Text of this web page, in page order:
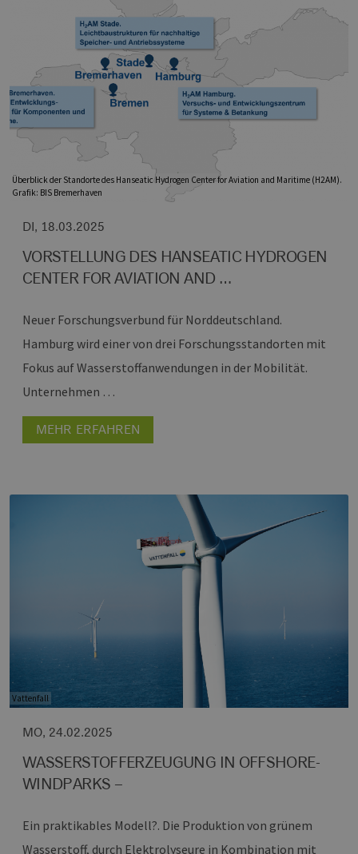
Überblick der Standorte des Hanseatic Hydrogen Center for Aviation and Maritime (H2AM).
Grafik: BIS Bremerhaven
DI, 18.03.2025
VORSTELLUNG DES HANSEATIC HYDROGEN
CENTER FOR AVIATION AND …
Neuer Forschungsverbund für Norddeutschland.
Hamburg wird einer von drei Forschungsstandorten mit
Fokus auf Wasserstoffanwendungen in der Mobilität.
Unternehmen …
MEHR ERFAHREN
Vattenfall
MO, 24.02.2025
WASSERSTOFFERZEUGUNG IN OFFSHORE-
WINDPARKS –
Ein praktikables Modell?. Die Produktion von grünem
Wasserstoff, durch Elektrolyseure in Kombination mit